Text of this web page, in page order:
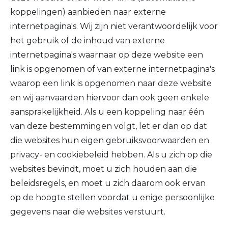
koppelingen) aanbieden naar externe
internetpagina's. Wij zijn niet verantwoordelijk voor
het gebruik of de inhoud van externe
internetpagina's waarnaar op deze website een
link is opgenomen of van externe internetpagina's
waarop een link is opgenomen naar deze website
en wij aanvaarden hiervoor dan ook geen enkele
aansprakelijkheid. Als u een koppeling naar één
van deze bestemmingen volgt, let er dan op dat
die websites hun eigen gebruiksvoorwaarden en
privacy- en cookiebeleid hebben. Als u zich op die
websites bevindt, moet u zich houden aan die
beleidsregels, en moet u zich daarom ook ervan
op de hoogte stellen voordat u enige persoonlijke
gegevens naar die websites verstuurt.